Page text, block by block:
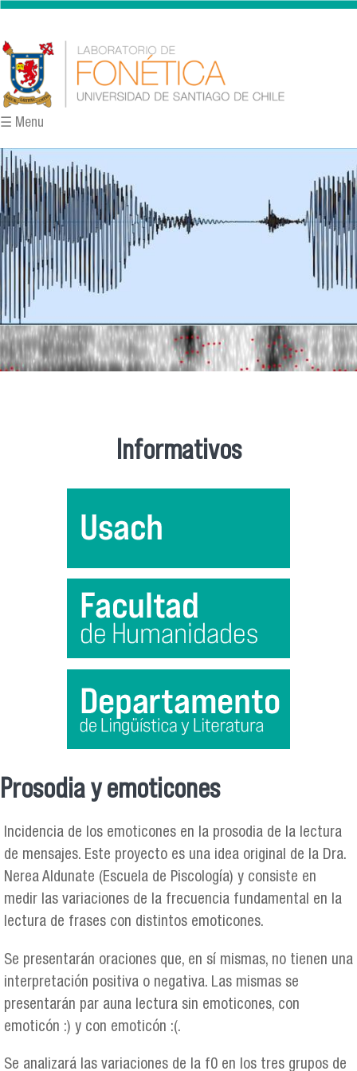
Pasar al contenido principal
☰ Menu
Informativos
Se encuentra usted aquí
Prosodia y emoticones
Incidencia de los emoticones en la prosodia de la lectura
de mensajes. Este proyecto es una idea original de la Dra.
Nerea Aldunate (Escuela de Piscología) y consiste en
medir las variaciones de la frecuencia fundamental en la
lectura de frases con distintos emoticones.
Se presentarán oraciones que, en sí mismas, no tienen una
interpretación positiva o negativa. Las mismas se
presentarán par auna lectura sin emoticones, con
emoticón :) y con emoticón :(.
Se analizará las variaciones de la f0 en los tres grupos de